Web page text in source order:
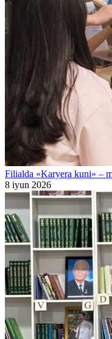
Filialda «Karyera kuni» –
8 iyun 2026